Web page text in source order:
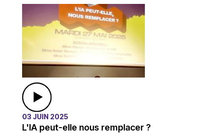
03 JUIN 2025
L'IA peut-elle nous remplacer ?